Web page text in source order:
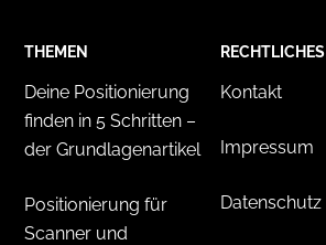
THEMEN
Deine Positionierung
finden in 5 Schritten –
der Grundlagenartikel
Positionierung für
Scanner und
RECHTLICHES
Kontakt
Impressum
Datenschutz